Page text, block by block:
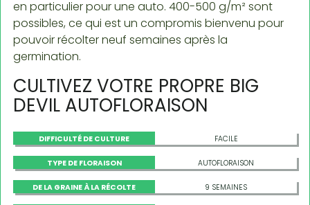
en particulier pour une auto. 400-500 g/m² sont
possibles, ce qui est un compromis bienvenu pour
pouvoir récolter neuf semaines après la
germination.
CULTIVEZ VOTRE PROPRE BIG
DEVIL AUTOFLORAISON
DIFFICULTÉ DE CULTURE FACILE
TYPE DE FLORAISON AUTOFLORAISON
DE LA GRAINE À LA RÉCOLTE 9 SEMAINES